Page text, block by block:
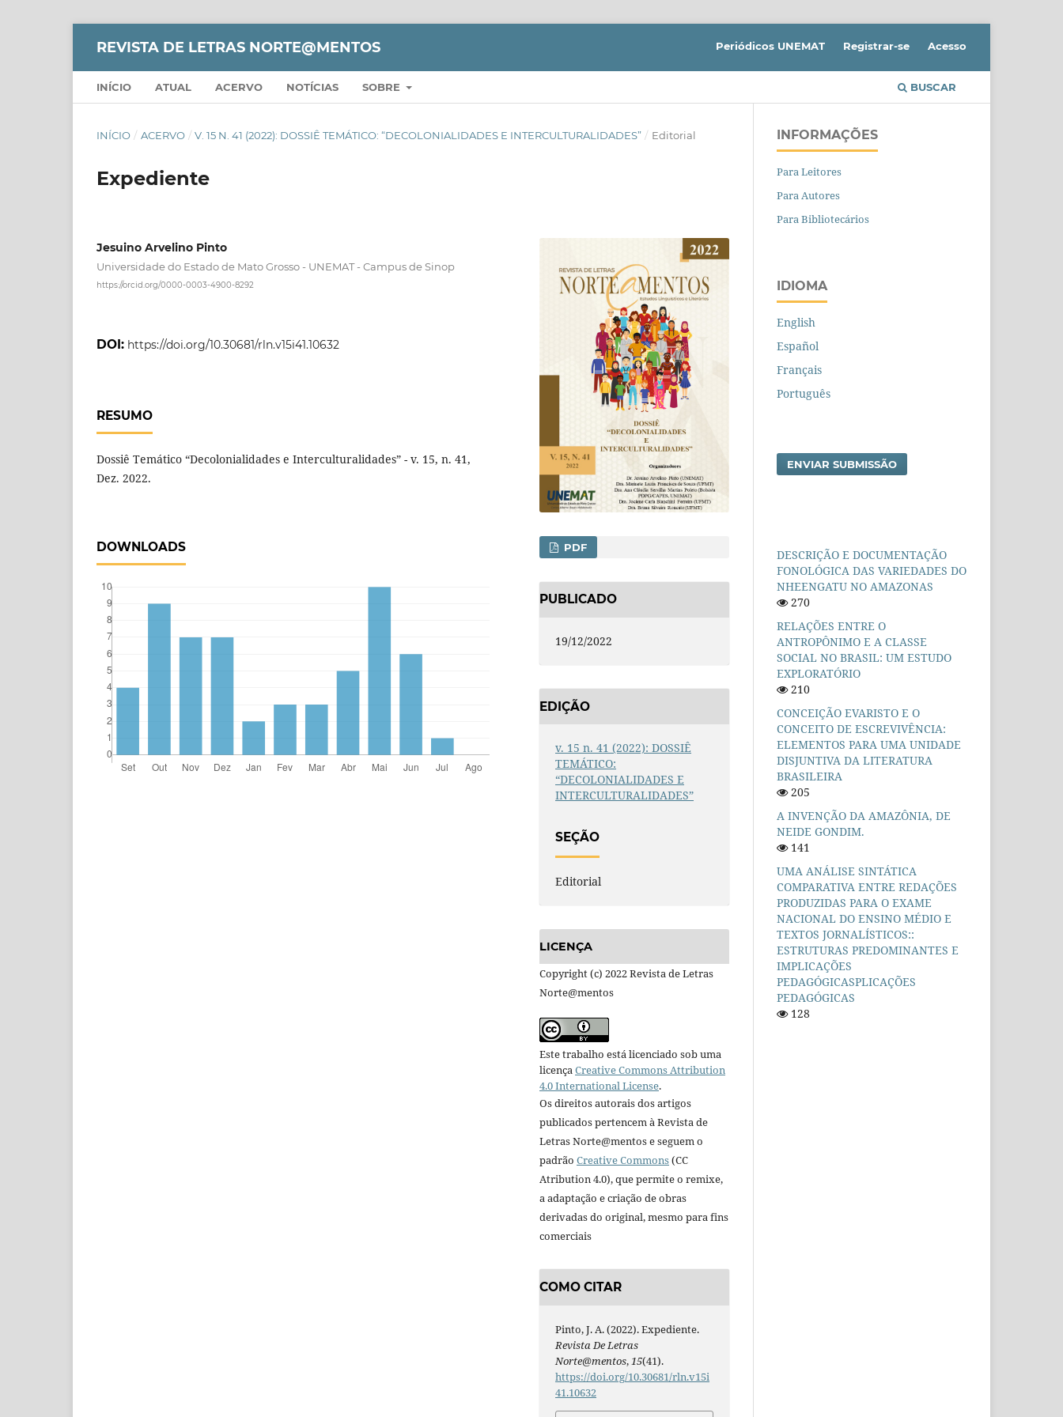
REVISTA DE LETRAS NORTE@MENTOS
INÍCIO ATUAL ACERVO NOTÍCIAS SOBRE BUSCAR
Periódicos UNEMAT Registrar-se Acesso
INÍCIO / ACERVO / V. 15 N. 41 (2022): DOSSIÊ TEMÁTICO: “DECOLONIALIDADES E INTERCULTURALIDADES” / Editorial
Expediente
Jesuino Arvelino Pinto
Universidade do Estado de Mato Grosso - UNEMAT - Campus de Sinop
https://orcid.org/0000-0003-4900-8292
DOI: https://doi.org/10.30681/rln.v15i41.10632
RESUMO
Dossiê Temático “Decolonialidades e Interculturalidades” - v. 15, n. 41,
Dez. 2022.
DOWNLOADS PDF
PUBLICADO
19/12/2022
EDIÇÃO
v. 15 n. 41 (2022): DOSSIÊ
TEMÁTICO:
“DECOLONIALIDADES E
INTERCULTURALIDADES”
SEÇÃO
Editorial
LICENÇA
Copyright (c) 2022 Revista de Letras
Norte@mentos
Este trabalho está licenciado sob uma
licençaCreative Commons Attribution
4.0 International License.
Os direitos autorais dos artigos
publicados pertencem à Revista de
Letras Norte@mentos e seguem o
padrão Creative Commons(CC
Atribution 4.0), que permite o remixe,
a adaptação e criação de obras
derivadas do original, mesmo para fins
comerciais
COMO CITAR
Pinto, J. A. (2022). Expediente.
Revista De Letras
Norte@mentos, 15(41).
https://doi.org/10.30681/rln.v15i
41.10632
INFORMAÇÕES
Para Leitores
Para Autores
Para Bibliotecários
IDIOMA
English
Español
Français
Português
ENVIAR SUBMISSÃO
DESCRIÇÃO E DOCUMENTAÇÃO
FONOLÓGICA DAS VARIEDADES DO
NHEENGATU NO AMAZONAS
270
RELAÇÕES ENTRE O
ANTROPÔNIMO E A CLASSE
SOCIAL NO BRASIL: UM ESTUDO
EXPLORATÓRIO
210
CONCEIÇÃO EVARISTO E O
CONCEITO DE ESCREVIVÊNCIA:
ELEMENTOS PARA UMA UNIDADE
DISJUNTIVA DA LITERATURA
BRASILEIRA
205
A INVENÇÃO DA AMAZÔNIA, DE
NEIDE GONDIM.
141
UMA ANÁLISE SINTÁTICA
COMPARATIVA ENTRE REDAÇÕES
PRODUZIDAS PARA O EXAME
NACIONAL DO ENSINO MÉDIO E
TEXTOS JORNALÍSTICOS::
ESTRUTURAS PREDOMINANTES E
IMPLICAÇÕES
PEDAGÓGICASPLICAÇÕES
PEDAGÓGICAS
128